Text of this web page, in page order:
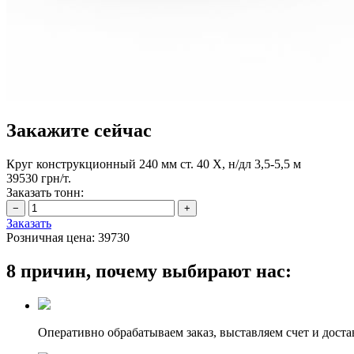
Закажите сейчас
Круг конструкционный 240 мм ст. 40 Х, н/дл 3,5-5,5 м
39530 грн/т.
Заказать тонн:
Заказать
Розничная цена: 39730
8 причин, почему выбирают нас:
Оперативно обрабатываем заказ, выставляем счет и